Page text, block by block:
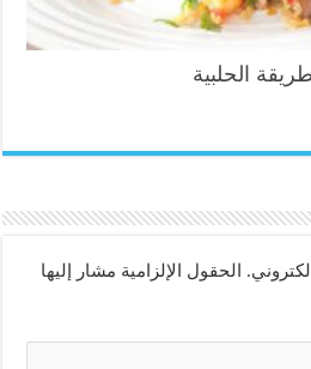
الحلبية
الحقول الإلزامية مشار إليها